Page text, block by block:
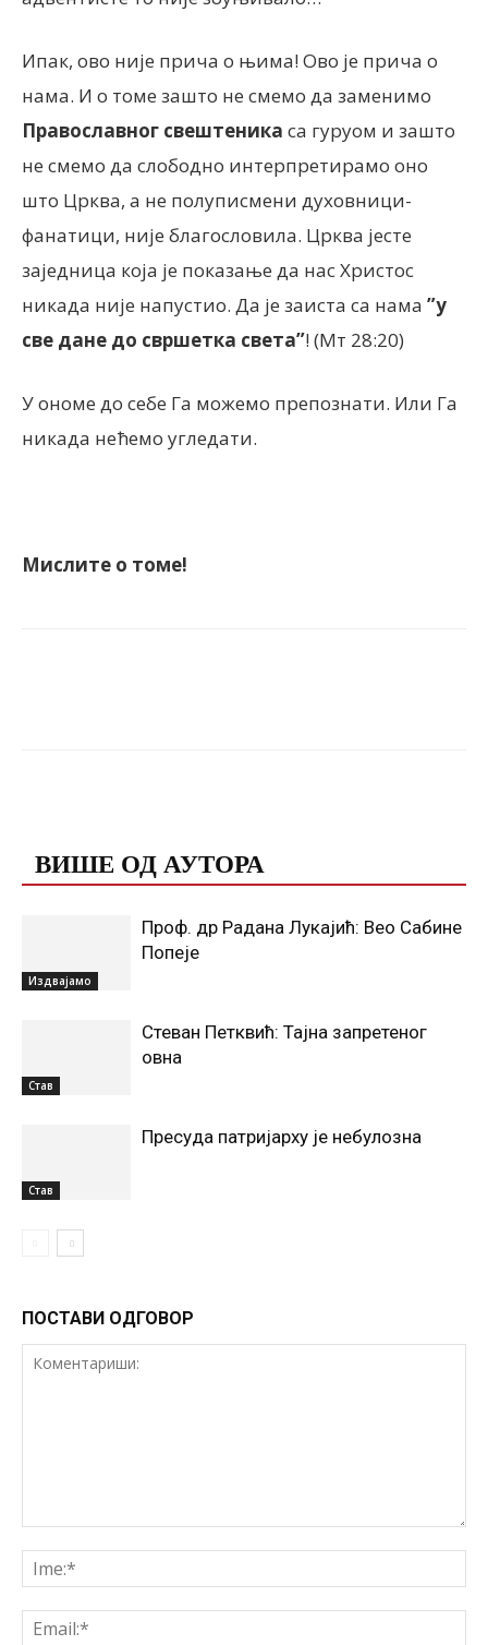
Ипак, ово није прича о њима! Ово је прича о
нама. И о томе зашто не смемо да заменимо
Православног свештеника са гуруом и зашто
не смемо да слободно интерпретирамо оно
што Црква, а не полуписмени духовници-
фанатици, није благословила. Црква јесте
заједница која је показање да нас Христос
никада није напустио. Да је заиста са нама ”у
све дане до свршетка света”! (Мт 28:20)
У ономе до себе Га можемо препознати. Или Га
никада нећемо угледати.
Мислите о томе!
ВИШЕ ОД АУТОРА
Издвајамо
Проф. др Радана Лукајић: Вео Сабине
Попеје
Став
Стеван Петквић: Тајна запретеног
овна
Став
Пресуда патријарху је небулозна
ПОСТАВИ ОДГОВОР